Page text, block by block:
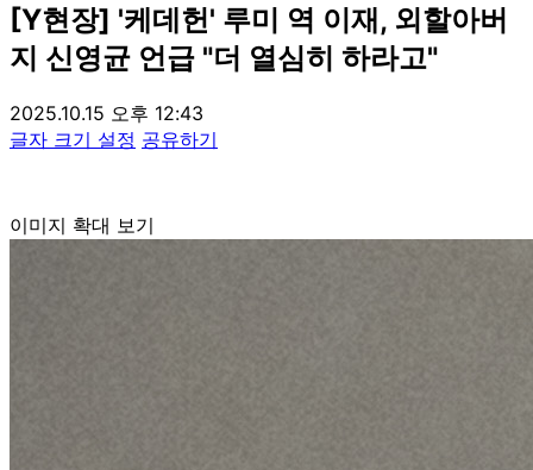
[Y현장] '케데헌' 루미 역 이재, 외할아버
지 신영균 언급 "더 열심히 하라고"
2025.10.15 오후 12:43
글자 크기 설정 공유하기
이미지 확대 보기